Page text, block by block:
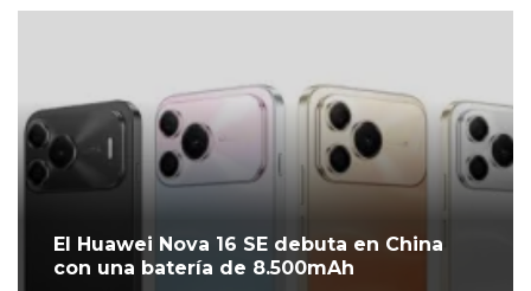
El Huawei Nova 16 SE debuta en China
con una batería de 8.500mAh